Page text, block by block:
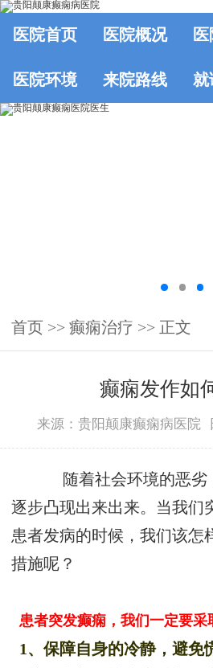
医院首页 医院概况
医院环境 来院路线 就
首页 >> 癫痫治疗 >> 正文
癫痫发作如
来源：贵阳颠康癫痫病医院
随着社会环境的恶劣
逐步凸现出来出来。当我们
患者发病的时候，我们该怎
措施呢？
患者突发癫痫，我们一定要采
1、保障自身的冷静，避免